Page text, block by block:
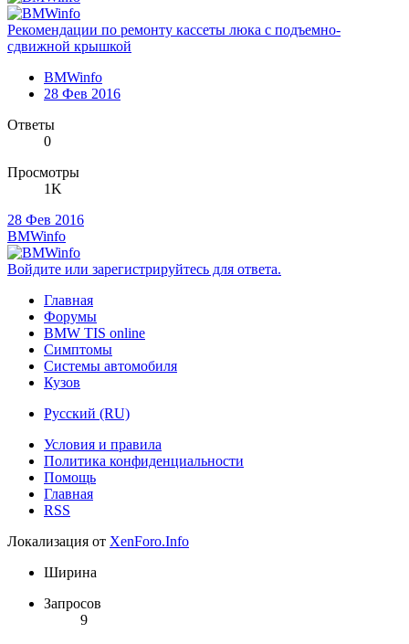
Рекомендации по ремонту кассеты люка с подъемно-
сдвижной крышкой
BMWinfo
28 Фев 2016
Ответы
0
Просмотры
1K
28 Фев 2016
BMWinfo
Войдите или зарегистрируйтесь для ответа.
Главная
Форумы
BMW TIS online
Симптомы
Системы автомобиля
Кузов
Русский (RU)
Условия и правила
Политика конфиденциальности
Помощь
Главная
RSS
Локализация от XenForo.Info
Ширина
Запросов
9